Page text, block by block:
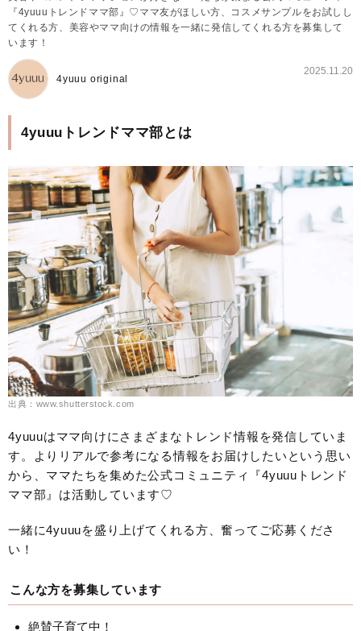
『4yuuuトレンドママ部』♡ママ友がほしい方、コスメサンプルをお試しし
てくれる方、美容やママ向けの情報を一緒に発信してくれる方を募集して
います！
4yuuu original
2025.11.20
4yuuuトレンドママ部とは
出典：www.shutterstock.com
4yuuuはママ向けにさまざまなトレンド情報を発信していま
す。よりリアルで参考になる情報をお届けしたいという思い
から、ママたちを集めた公式コミュニティ『4yuuuトレンド
ママ部』は活動しています♡
一緒に4yuuuを盛り上げてくれる方、奮ってご応募くださ
い！
こんな方を募集しています
絶賛子育て中！